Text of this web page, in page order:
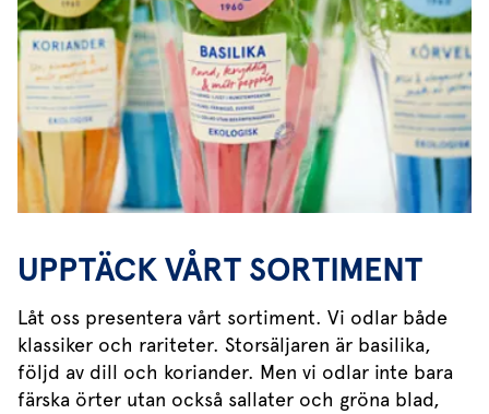
UPPTÄCK VÅRT SORTIMENT
Låt oss presentera vårt sortiment. Vi odlar både
klassiker och rariteter. Storsäljaren är basilika,
följd av dill och koriander. Men vi odlar inte bara
färska örter utan också sallater och gröna blad,